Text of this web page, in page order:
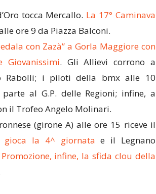
tocca Mercallo. La 17° Caminava
ore 9 da Piazza Balconi.
con Zazà” a Gorla Maggiore con
. Gli Allievi corrono a
Rabolli; i piloti della bmx alle 10
al G.P. delle Regioni; infine, a
il Trofeo Angelo Molinari.
(girone A) alle ore 15 riceve il
gioca la 4^ giornata e il Legnano
infine, la sfida clou della